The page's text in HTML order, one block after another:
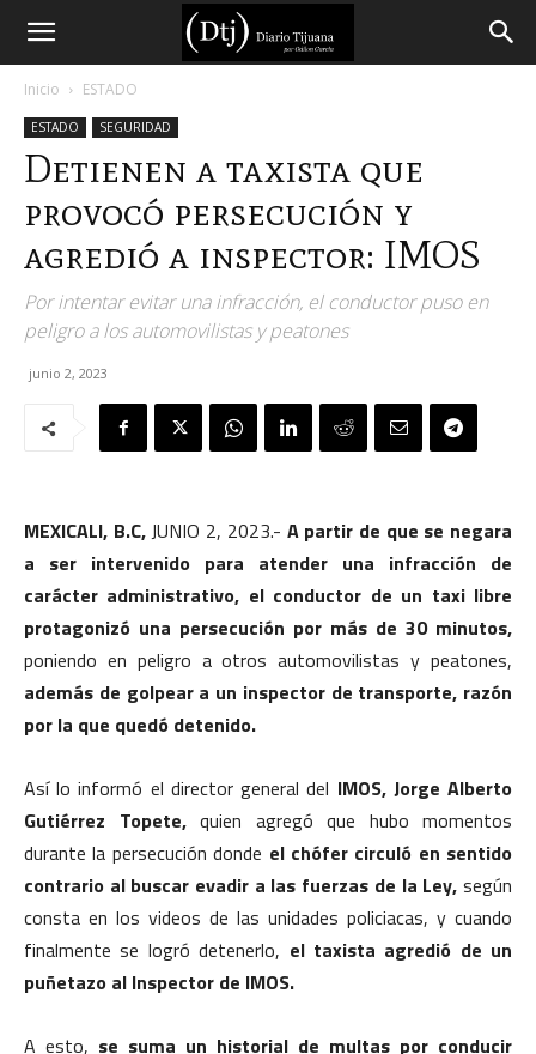
Diario
Tijuana
Inicio ESTADO
ESTADO SEGURIDAD
Detienen a taxista que
provocó persecución y
agredió a inspector: IMOS
Por intentar evitar una infracción, el conductor puso en
peligro a los automovilistas y peatones
junio 2, 2023
MEXICALI, B.C,JUNIO 2, 2023.- A partir de que se negara
a ser intervenido para atender una infracción de
carácter administrativo, el conductor de un taxi libre
protagonizó una persecución por más de 30 minutos,
poniendo en peligro a otros automovilistas y peatones,
además de golpear a un inspector de transporte, razón
por la que quedó detenido.
Así lo informó el director general del IMOS, Jorge Alberto
Gutiérrez Topete,quien agregó que hubo momentos
durante la persecución donde el chófer circuló en sentido
contrario al buscar evadir a las fuerzas de la Ley, según
consta en los videos de las unidades policiacas, y cuando
finalmente se logró detenerlo, el taxista agredió de un
puñetazo al Inspector de IMOS.
A esto, se suma un historial de multas por conducir